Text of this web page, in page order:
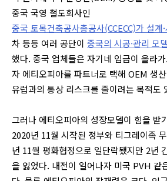
중국 국영 철도회사인
중국 토목건축공사총공사(CCECC)가 설계
차 등등 여러 공단이 중국의 시공·관리 모
했다. 중국 업체들은 자기네 임금이 올라
자 에티오피아를 파트너로 택해 OEM 생
유럽과의 통상 리스크를 줄이려는 목적도
그러나 에티오피아의 성장모델이 힘을 받
2020년 11월 시작된 정부와 티그레이족
년 11월 평화협정으로 일단락됐지만 2년
을 잃었다. 내전이 일어나자 미국 PVH 같